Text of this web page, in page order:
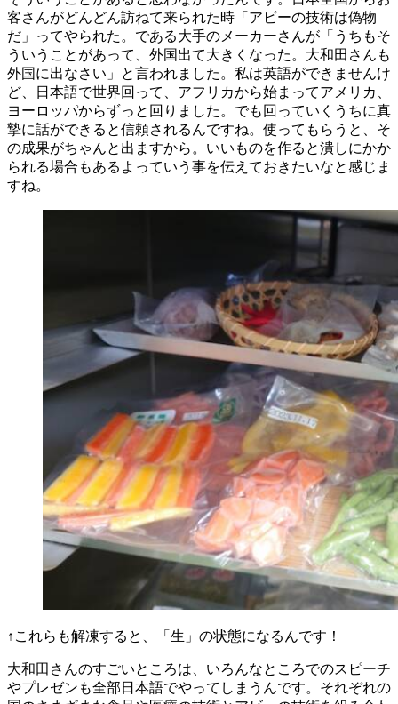
客さんがどんどん訪ねて来られた時「アビーの技術は偽物
だ」ってやられた。である大手のメーカーさんが「うちもそ
ういうことがあって、外国出て大きくなった。大和田さんも
外国に出なさい」と言われました。私は英語ができませんけ
ど、日本語で世界回って、アフリカから始まってアメリカ、
ヨーロッパからずっと回りました。でも回っていくうちに真
摯に話ができると信頼されるんですね。使ってもらうと、そ
の成果がちゃんと出ますから。いいものを作ると潰しにかか
られる場合もあるよっていう事を伝えておきたいなと感じま
すね。
↑これらも解凍すると、「生」の状態になるんです！
大和田さんのすごいところは、いろんなところでのスピーチ
やプレゼンも全部日本語でやってしまうんです。それぞれの